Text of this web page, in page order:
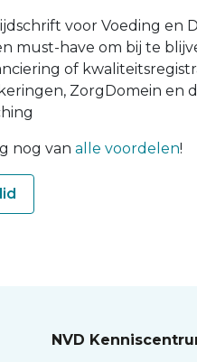
voor Voeding en
must-have om bij te
of
ZorgDomein en
nog van alle voordelen!
NVD